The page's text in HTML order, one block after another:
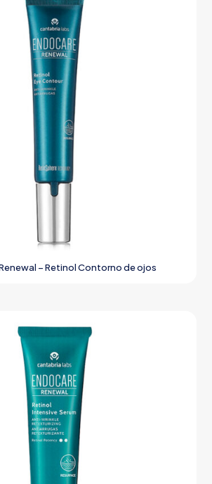
– Retinol Contorno de ojos